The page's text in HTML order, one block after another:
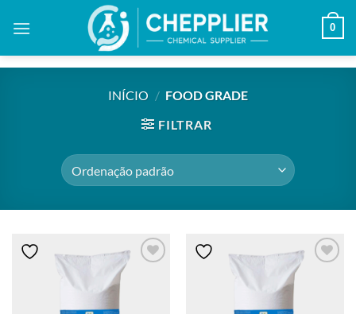
0
INÍCIO / FOOD GRADE
FILTRAR